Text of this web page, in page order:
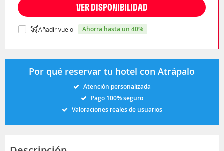
VER DISPONIBILIDAD
Añadir vuelo ahorra hasta un 40%
Por qué reservar tu hotel con Atrápalo
Atención personalizada
Pago 100% seguro
Valoraciones reales de usuarios